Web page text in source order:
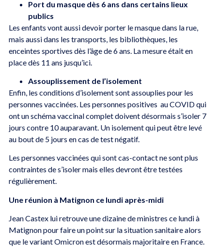
Port du masque dès 6 ans dans certains lieux
publics
Les enfants vont aussi devoir porter le masque dans la rue,
mais aussi dans les transports, les bibliothèques, les
enceintes sportives dès l’âge de 6 ans. La mesure était en
place dès 11 ans jusqu’ici.
Assouplissement de l’isolement
Enfin, les conditions d’isolement sont assouplies pour les
personnes vaccinées. Les personnes positives au COVID qui
ont un schéma vaccinal complet doivent désormais s’isoler 7
jours contre 10 auparavant. Un isolement qui peut être levé
au bout de 5 jours en cas de test négatif.
Les personnes vaccinées qui sont cas-contact ne sont plus
contraintes de s’isoler mais elles devront être testées
régulièrement.
Une réunion à Matignon ce lundi après-midi
Jean Castex lui retrouve une dizaine de ministres ce lundi à
Matignon pour faire un point sur la situation sanitaire alors
que le variant Omicron est désormais majoritaire en France.